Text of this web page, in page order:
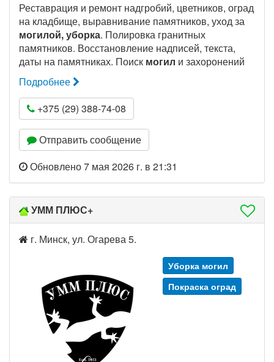
Реставрация и ремонт надгробий, цветников, оград
на кладбище, выравнивание памятников, уход за
могилой, уборка. Полировка гранитных
памятников. Восстановление надписей, текста,
даты на памятниках. Поиск могил и захоронений
Подробнее
+375 (29) 388-74-08
Отправить сообщение
Обновлено 7 мая 2026 г. в 21:31
УММ ПЛЮС+
г. Минск, ул. Огарева 5.
Уборка могил
Покраска оград